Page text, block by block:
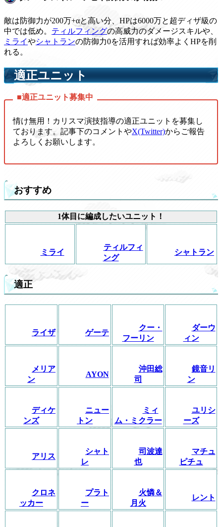
敵は防御力が200万+αと高い分、HPは6000万と超ディザ級の
中では低め。 ティルフィングの高威力のダメージスキルや、
ミライやシャトランの防御力0を活用すれば効率よくHPを削
れる。
適正ユニット
情け無用！カリスマ演技指導の適正ユニットを募集し
ております。記事下のコメントやX(Twitter)からご報告
よろしくお願いします。
おすすめ
1体目に編成したいユニット！
ミライ
ティルフィ
ング
シャトラン
適正
ライザ ゲーテ
クー・
フーリン
ダーウ
ィン
メリア
ン
AYON
沖田総
司
鏡音リ
ン
ディケ
ンズ
ニュー
トン
ミィ
ム・ミクラー
ユリシ
ーズ
アリス
シャト
レ
司波達
也
マチュ
ピチュ
クロネ
ッカー
プラト
ー
火憐＆
月火
レント